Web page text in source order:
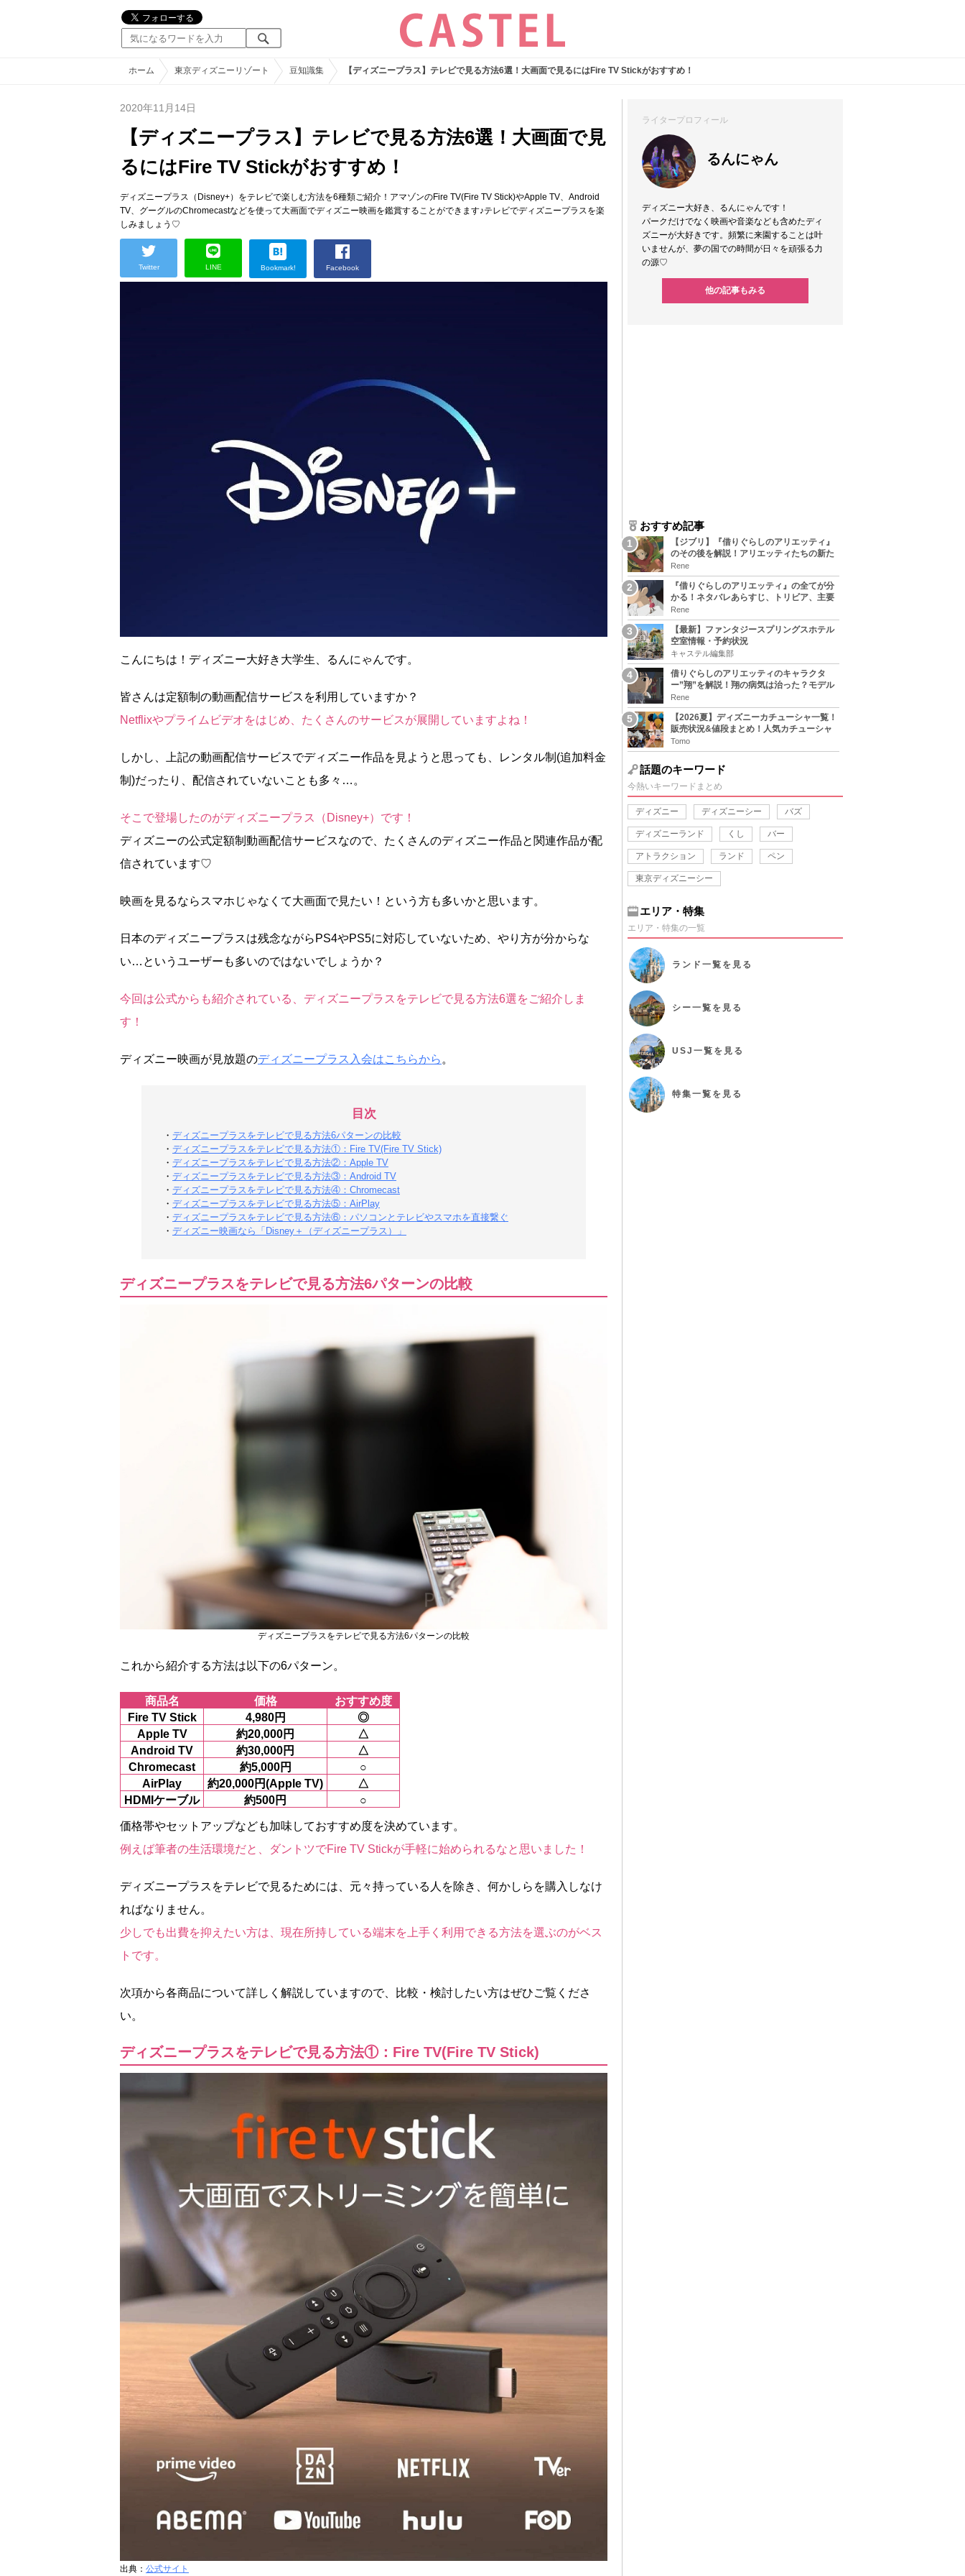
ホーム 東京ディズニーリゾート 豆知識集 【ディズニープラス】テレビで見る方法6選！大画面で見るにはFire TV Stickがおすすめ！
2020年11月14日
【ディズニープラス】テレビで見る方法6選！大画面で見
るにはFire TV Stickがおすすめ！
ディズニープラス（Disney+）をテレビで楽しむ方法を6種類ご紹介！アマゾンのFire TV(Fire TV Stick)やApple TV、Android
TV、グーグルのChromecastなどを使って大画面でディズニー映画を鑑賞することができます♪テレビでディズニープラスを楽
しみましょう♡
Twitter LINE Bookmark! Facebook
こんにちは！ディズニー大好き大学生、るんにゃんです。
皆さんは定額制の動画配信サービスを利用していますか？
Netflixやプライムビデオをはじめ、たくさんのサービスが展開していますよね！
しかし、上記の動画配信サービスでディズニー作品を見ようと思っても、レンタル制(追加料金
制)だったり、配信されていないことも多々…。
そこで登場したのがディズニープラス（Disney+）です！
ディズニーの公式定額制動画配信サービスなので、たくさんのディズニー作品と関連作品が配
信されています♡
映画を見るならスマホじゃなくて大画面で見たい！という方も多いかと思います。
日本のディズニープラスは残念ながらPS4やPS5に対応していないため、やり方が分からな
い…というユーザーも多いのではないでしょうか？
今回は公式からも紹介されている、ディズニープラスをテレビで見る方法6選をご紹介しま
す！
ディズニー映画が見放題のディズニープラス入会はこちらから 。
目次
・ ディズニープラスをテレビで見る方法6パターンの比較
・ ディズニープラスをテレビで見る方法①：Fire TV(Fire TV Stick)
・ ディズニープラスをテレビで見る方法②：Apple TV
・ ディズニープラスをテレビで見る方法③：Android TV
・ ディズニープラスをテレビで見る方法④：Chromecast
・ ディズニープラスをテレビで見る方法⑤：AirPlay
・ ディズニープラスをテレビで見る方法⑥：パソコンとテレビやスマホを直接繋ぐ
・ ディズニー映画なら「Disney＋（ディズニープラス）」
ディズニープラスをテレビで見る方法6パターンの比較
ディズニープラスをテレビで見る方法6パターンの比較
これから紹介する方法は以下の6パターン。
商品名 価格
おすすめ度
Fire TV Stick
4,980円
◎
Apple TV
約20,000円
△
Android TV
約30,000円
△
Chromecast
約5,000円
○
AirPlay
約20,000円(Apple TV)
△
HDMIケーブル
約500円 ○
価格帯やセットアップなども加味しておすすめ度を決めています。
例えば筆者の生活環境だと、ダントツでFire TV Stickが手軽に始められるなと思いました！
ディズニープラスをテレビで見るためには、元々持っている人を除き、何かしらを購入しなけ
ればなりません。
少しでも出費を抑えたい方は、現在所持している端末を上手く利用できる方法を選ぶのがベス
トです。
次項から各商品について詳しく解説していますので、比較・検討したい方はぜひご覧くださ
い。
ディズニープラスをテレビで見る方法①：Fire TV(Fire TV Stick)
出典： 公式サイト
ライタープロフィール
るんにゃん
ディズニー大好き、るんにゃんです！
パークだけでなく映画や音楽なども含めたディ
ズニーが大好きです。頻繁に来園することは叶
いませんが、夢の国での時間が日々を頑張る力
の源♡
他の記事もみる
おすすめ記事
【ジブリ】『借りぐらしのアリエッティ』
のその後を解説！アリエッティたちの新た
な住処は？翔の病気は治る？
Rene
『借りぐらしのアリエッティ』の全てが分
かる！ネタバレあらすじ、トリビア、主要
キャラまとめ！
Rene
【最新】ファンタジースプリングスホテル
空室情報・予約状況
キャステル編集部
借りぐらしのアリエッティのキャラクタ
ー”翔”を解説！翔の病気は治った？モデル
は誰？
Rene
【2026夏】ディズニーカチューシャ一覧！
販売状況&値段まとめ！人気カチューシャ
をチェック
Tomo
話題のキーワード
今熱いキーワードまとめ
ディズニー ディズニーシー バズ
ディズニーランド くし バー
アトラクション ランド ペン
東京ディズニーシー
エリア・特集
エリア・特集の一覧
ランド 一覧を見る
シー一覧を見る
USJ 一覧を見る
特集一覧を見る